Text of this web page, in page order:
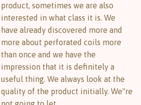
product, sometimes we are also
interested in what class it is. We
have already discovered more and
more about perforated coils more
than once and we have the
impression that it is definitely a
useful thing. We always look at the
quality of the product initially. We"re